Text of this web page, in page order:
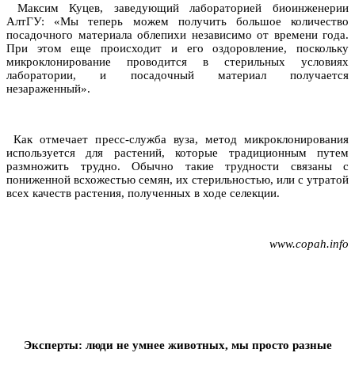
Максим Куцев, заведующий лабораторией биоинженерии
АлтГУ: «Мы теперь можем получить большое количество
посадочного материала облепихи независимо от времени года.
При этом еще происходит и его оздоровление, поскольку
микроклонирование проводится в стерильных условиях
лаборатории, и посадочный материал получается
незараженный».
Как отмечает пресс-служба вуза, метод микроклонирования
используется для растений, которые традиционным путем
размножить трудно. Обычно такие трудности связаны с
пониженной всхожестью семян, их стерильностью, или с утратой
всех качеств растения, полученных в ходе селекции.
www.copah.info
Эксперты: люди не умнее животных, мы просто разные